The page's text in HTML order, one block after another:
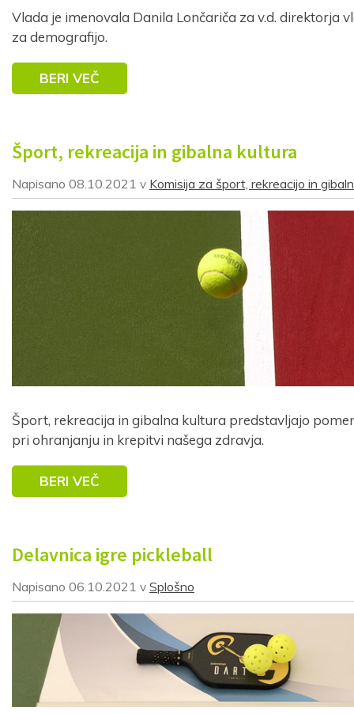
Vlada je imenovala Danila Lončariča za v.d. direktorja
za demografijo.
BERI VEČ
Šport, rekreacija in gibalna kultura
Napisano 08.10.2021 v Komisija za šport, rekreacijo in
Šport, rekreacija in gibalna kultura predstavljajo
pri ohranjanju in krepitvi našega zdravja.
BERI VEČ
Delavnica igre pickleball
Napisano 06.10.2021 v Splošno
Prijava na e-novice
Vaš elektronski naslov *
Prijava